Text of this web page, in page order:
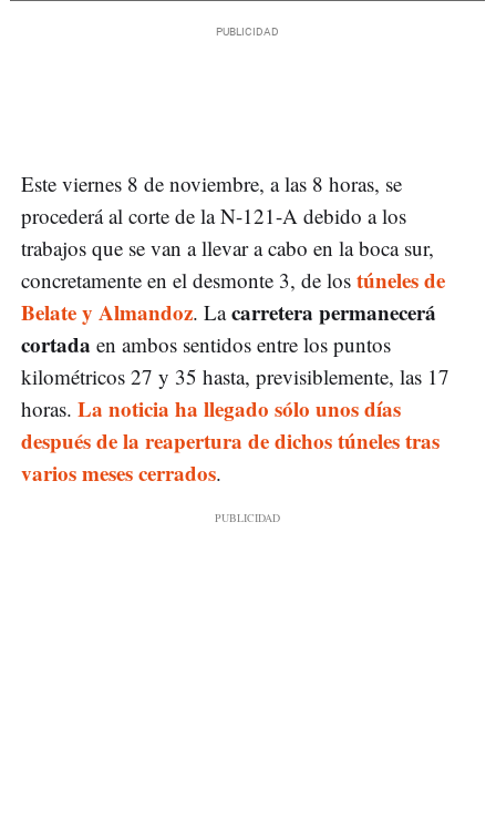
Este viernes 8 de noviembre, a las 8 horas, se
procederá al corte de la N-121-A debido a los
trabajos que se van a llevar a cabo en la boca sur,
concretamente en el desmonte 3, de los túneles de
Belate y Almandoz. Lacarretera permanecerá
cortada en ambos sentidos entre los puntos
kilométricos 27 y 35 hasta, previsiblemente, las 17
horas. La noticia ha llegado sólo unos días
después de la reapertura de dichos túneles tras
varios meses cerrados.